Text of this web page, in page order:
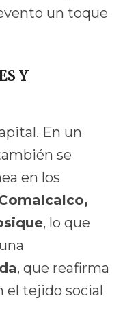
un toque
Y
En un
se
en los
, lo que
, que reafirma
el tejido social